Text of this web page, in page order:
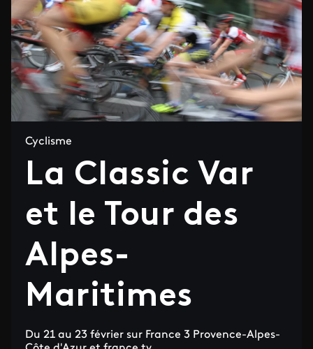
Cyclisme
La Classic Var
et le Tour des
Alpes-
Maritimes
Du 21 au 23 février sur France 3 Provence-Alpes-